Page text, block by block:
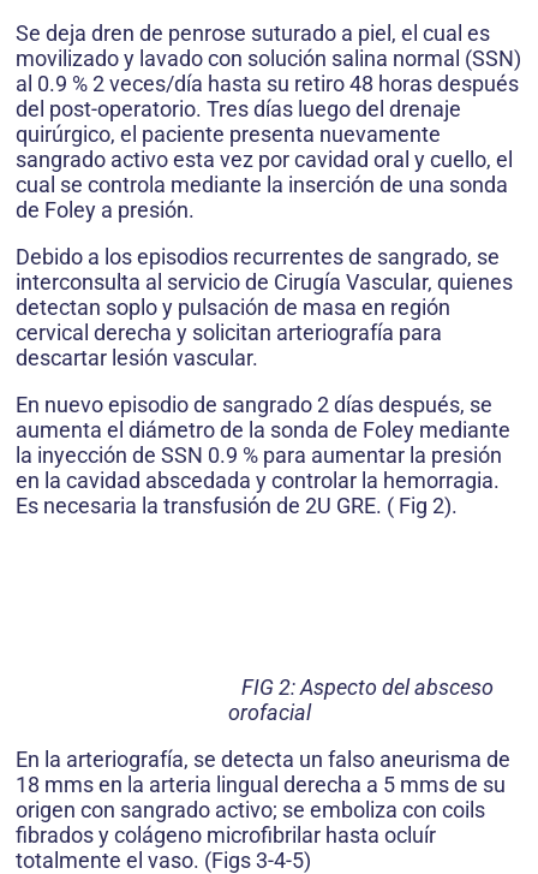
Se deja dren de penrose suturado a piel, el cual es
movilizado y lavado con solución salina normal (SSN)
al 0.9 % 2 veces/día hasta su retiro 48 horas después
del post-operatorio. Tres días luego del drenaje
quirúrgico, el paciente presenta nuevamente
sangrado activo esta vez por cavidad oral y cuello, el
cual se controla mediante la inserción de una sonda
de Foley a presión.
Debido a los episodios recurrentes de sangrado, se
interconsulta al servicio de Cirugía Vascular, quienes
detectan soplo y pulsación de masa en región
cervical derecha y solicitan arteriografía para
descartar lesión vascular.
En nuevo episodio de sangrado 2 días después, se
aumenta el diámetro de la sonda de Foley mediante
la inyección de SSN 0.9 % para aumentar la presión
en la cavidad abscedada y controlar la hemorragia.
Es necesaria la transfusión de 2U GRE. ( Fig 2).
FIG 2: Aspecto del absceso
orofacial
En la arteriografía, se detecta un falso aneurisma de
18 mms en la arteria lingual derecha a 5 mms de su
origen con sangrado activo; se emboliza con coils
fibrados y colágeno microfibrilar hasta ocluír
totalmente el vaso. (Figs 3-4-5)